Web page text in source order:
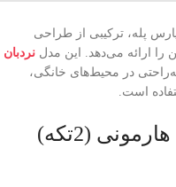
پارس پله، ترکیبی از طراحی
را ارائه می‌دهد. این مدل نردبان
در محیط‌های خانگی،
است.